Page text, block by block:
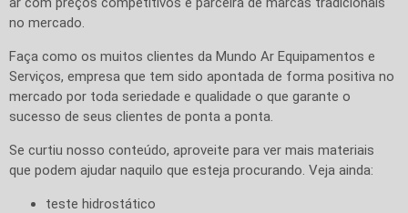
no mercado.
Faça como os muitos clientes da Mundo Ar Equipamentos e
Serviços, empresa que tem sido apontada de forma positiva no
mercado por toda seriedade e qualidade o que garante o
sucesso de seus clientes de ponta a ponta.
Se curtiu nosso conteúdo, aproveite para ver mais materiais
que podem ajudar naquilo que esteja procurando. Veja ainda:
teste hidrostático